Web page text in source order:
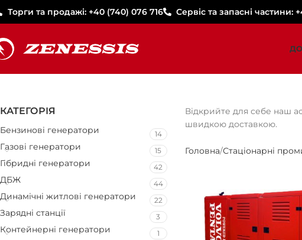
Торги та продажі: +40 (740) 076 716 Сервіс та запасні частини:
КАТЕГОРІЯ
Бензинові генератори 14
Газові генератори 15
Гібридні генератори 42
ДБЖ 44
Динамічні житлові генератори 22
Зарядні станції 3
Контейнерні генератори 1
Відкрийте для себе наш
швидкою доставкою.
Головна Стаціонарні